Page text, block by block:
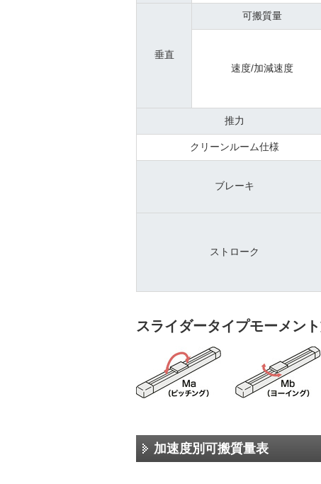
垂直
可搬質量
速度/加減速度
推力
クリーンルーム仕様
ブレーキ
ストローク
スライダータイプモーメン
加速度別可搬質量表